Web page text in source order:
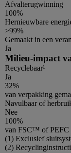
Afvalterugwinning
100%
Hernieuwbare
>99%
Gemaakt in een
Ja
Milieu-impact
Recyclebaar¹
Ja
32%
van verpakking
Navulbaar of
Nee
100%
van FSC™ of PEFC
Footnotes
(1) Exclusief
(2)